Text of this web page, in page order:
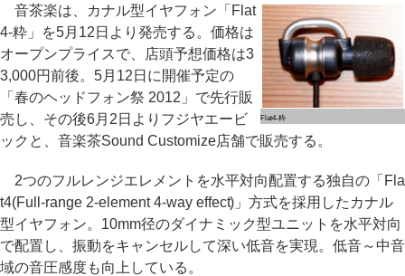
Flat4-粋
音茶楽は、カナル型イヤフォン「Flat
4-粋」を5月12日より発売する。価格は
オープンプライスで、店頭予想価格は3
3,000円前後。5月12日に開催予定の
「春のヘッドフォン祭 2012」で先行販
売し、その後6月2日よりフジヤエービ
ックと、音楽茶Sound Customize店舗で販売する。
2つのフルレンジエレメントを水平対向配置する独自の「Fla
t4(Full-range 2-element 4-way effect)」方式を採用したカナル
型イヤフォン。10mm径のダイナミック型ユニットを水平対向
で配置し、振動をキャンセルして深い低音を実現。低音～中音
域の音圧感度も向上している。